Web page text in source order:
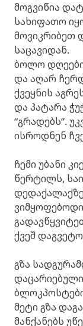
მოგვიწია
სახიფათო
მოვიკრიბეთ
საცავიდან.
ბოლო
და აღარ
ქვეყნის
და პატარა
“გრადებს”.
ისროდნენ
ჩემი უბანი
წერტილს,
ქვეშ
გზა
მეტი გზა
მანქანებს